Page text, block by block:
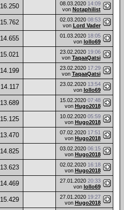
16.250 08.03.2020 14:09
von Notaphilist
15.762 02.03.2020 08:53
von Lord Vader
14.655 01.03.2020 18:05
von lollo69
15.021 23.02.2020 19:06
von TaqaaQatsi
14.199 23.02.2020 17:29
von TaqaaQatsi
14.117 23.02.2020 13:54
von lollo69
13.689 15.02.2020 07:48
von Hugo2018
15.125 10.02.2020 05:59
von Hugo2018
13.470 07.02.2020 17:51
von Hugo2018
14.825 03.02.2020 06:15
von Hugo2018
13.623 02.02.2020 16:18
von Hugo2018
14.469 27.01.2020 20:33
von lollo69
15.429 27.01.2020 19:27
von Hugo2018